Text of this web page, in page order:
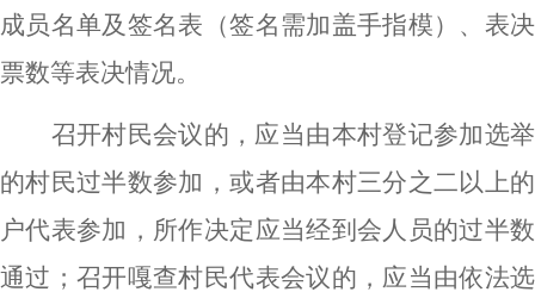
成员名单及签名表（签名需加盖手指模）、表决
票数等表决情况。
召开村民会议的，应当由本村登记参加选举
的村民过半数参加，或者由本村三分之二以上的
户代表参加，所作决定应当经到会人员的过半数
通过；召开嘎查村民代表会议的，应当由依法选